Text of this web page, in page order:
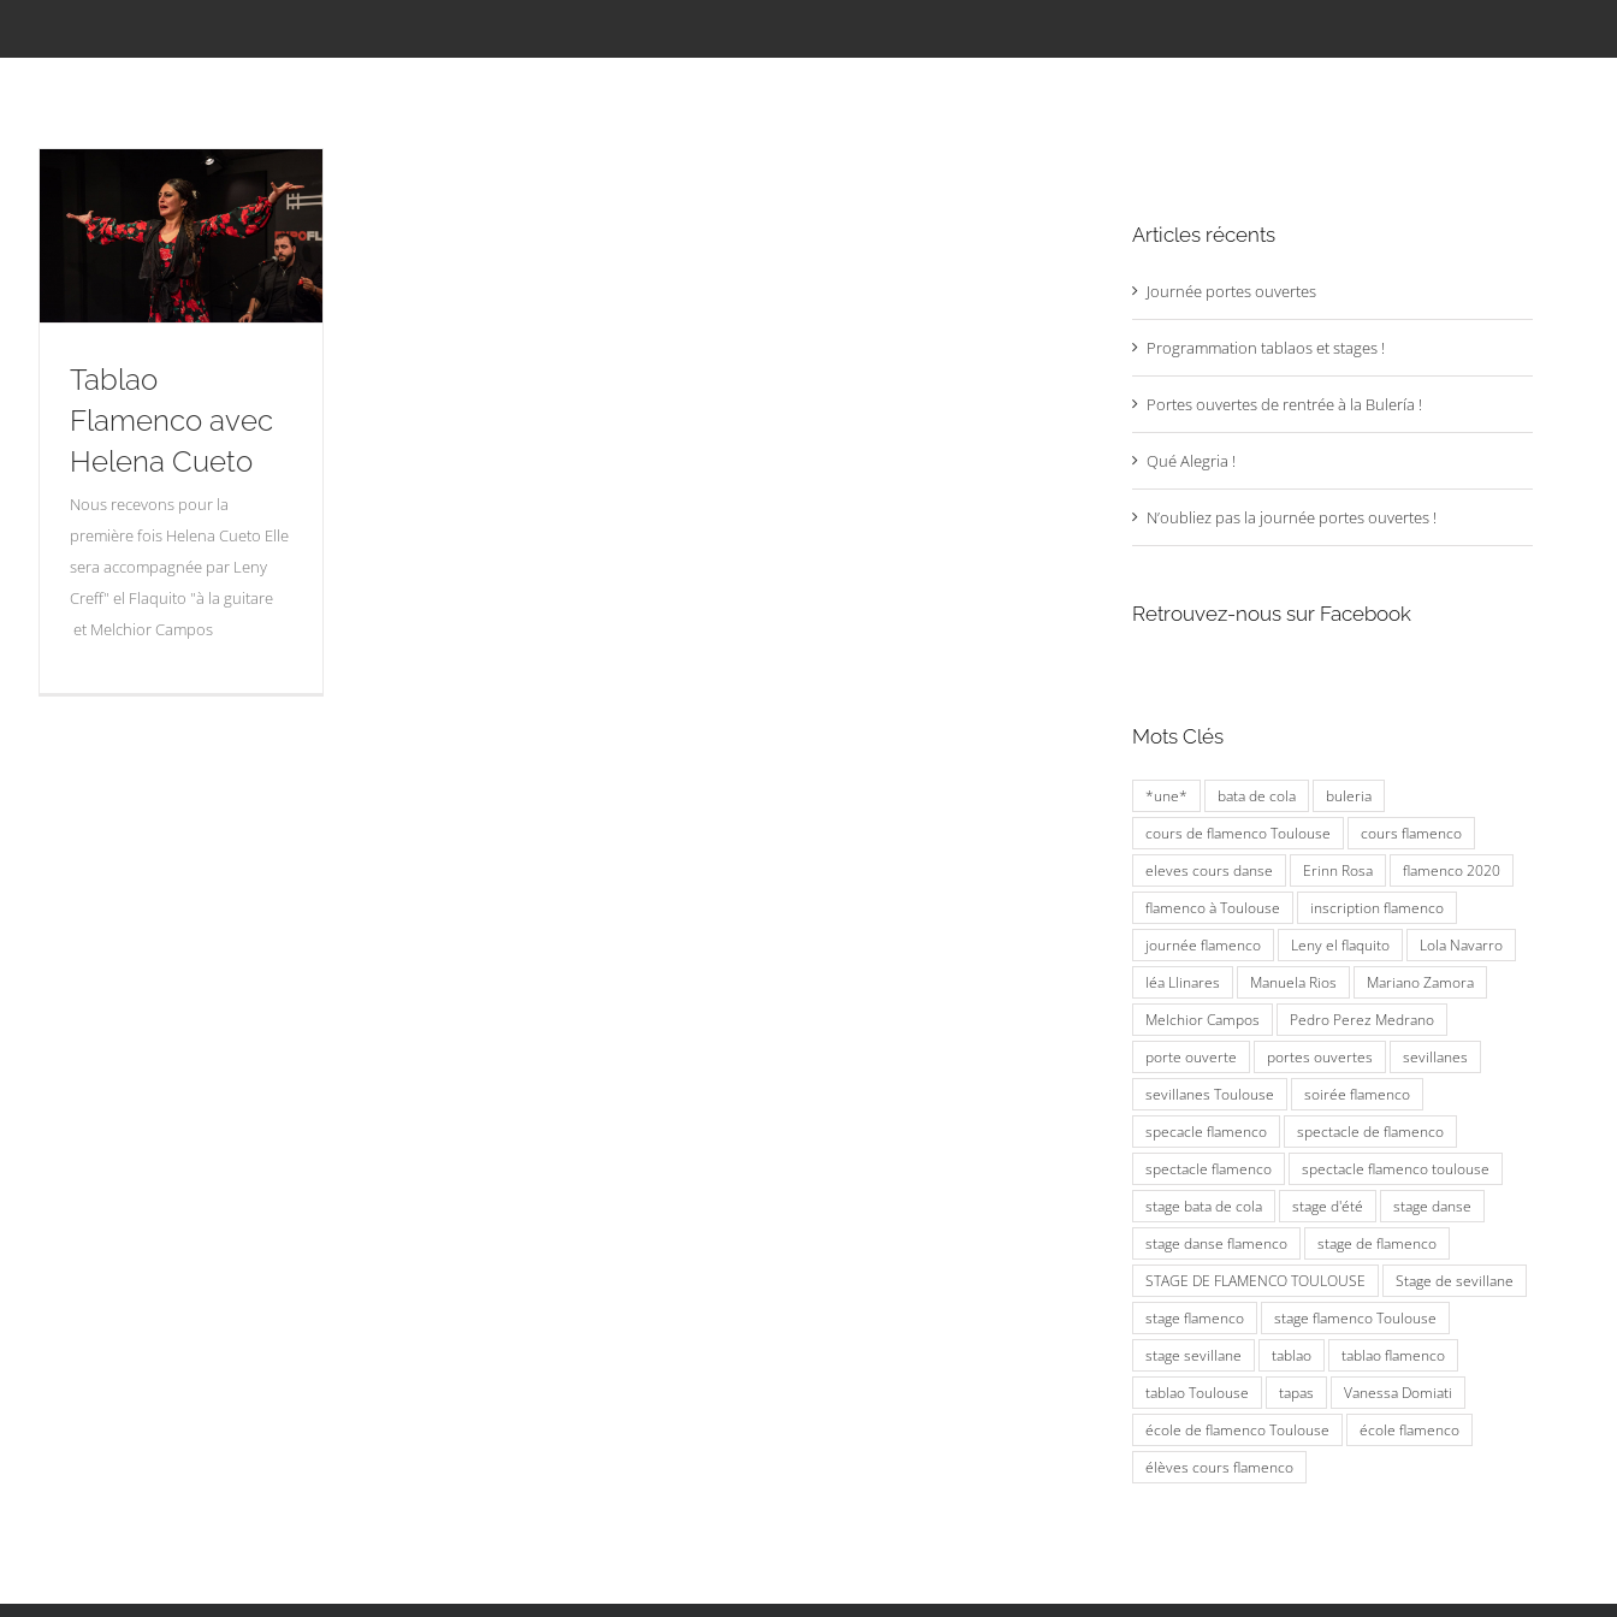
Tablao
Flamenco avec
Helena Cueto
Nous recevons pour la
première fois Helena Cueto Elle
sera accompagnée par Leny
Creff" el Flaquito "à la guitare
et Melchior Campos
Articles récents
Journée portes ouvertes
Programmation tablaos et stages !
Portes ouvertes de rentrée à la Bulería !
Qué Alegria !
N’oubliez pas la journée portes ouvertes !
Retrouvez-nous sur Facebook
Mots Clés
*une* bata de cola
buleria
cours de flamenco Toulouse
cours flamenco
eleves cours danse
Erinn Rosa
flamenco 2020
flamenco à Toulouse
inscription flamenco
journée flamenco
Leny el flaquito
Lola Navarro
léa Llinares
Manuela Rios
Mariano Zamora
Melchior Campos
Pedro Perez Medrano
porte ouverte
portes ouvertes
sevillanes
sevillanes Toulouse
soirée flamenco
specacle flamenco
spectacle de flamenco
spectacle flamenco
spectacle flamenco toulouse
stage bata de cola
stage d'été
stage danse
stage danse flamenco
stage de flamenco
STAGE DE FLAMENCO TOULOUSE
Stage de sevillane
stage flamenco
stage flamenco Toulouse
stage sevillane
tablao
tablao flamenco
tablao Toulouse
tapas
Vanessa Domiati
école de flamenco Toulouse
école flamenco
élèves cours flamenco